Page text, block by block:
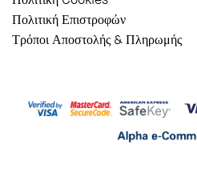
Πολιτική Επιστροφών
Τρόποι Αποστολής & Πληρωμής